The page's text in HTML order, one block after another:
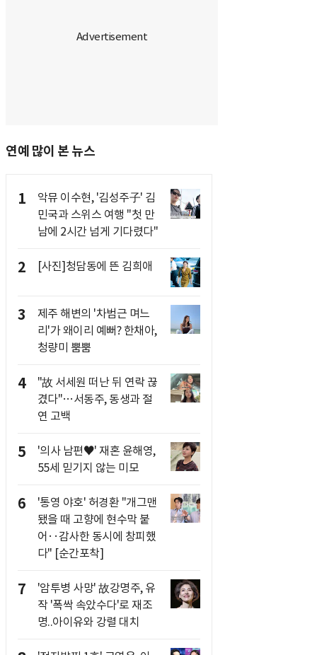
연예 많이 본 뉴스
1
악뮤 이수현, '김성주子' 김
민국과 스위스 여행 "첫 만
남에 2시간 넘게 기다렸다"
2 [사진]청담동에 뜬 김희애
3
제주 해변의 '차범근 며느
리'가 왜이리 예뻐? 한채아,
청량미 뿜뿜
4
"故 서세원 떠난 뒤 연락 끊
겼다"…서동주, 동생과 절
연 고백
5
'의사 남편♥' 재혼 윤해영,
55세 믿기지 않는 미모
6
'통영 야호' 허경환 "개그맨
됐을 때 고향에 현수막 붙
어‥감사한 동시에 창피했
다" [순간포착]
7
'암투병 사망' 故강명주, 유
작 '폭싹 속았수다'로 재조
명..아이유와 강렬 대치